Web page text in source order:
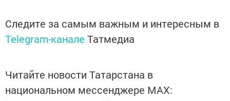
Следите за самым важным и интересным в
Telegram-канале Татмедиа
Читайте новости Татарстана в
национальном мессенджере MАХ: